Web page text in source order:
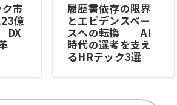
市
億
履歴書依存の限界
とエビデンスベー
スへの転換──AI
時代の選考を支え
るHRテック3選